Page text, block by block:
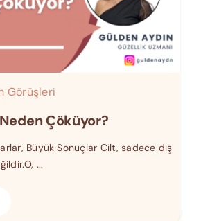
Görüşleri
Çöküyor?
Büyük Sonuçlar Cilt, sadece dış
...